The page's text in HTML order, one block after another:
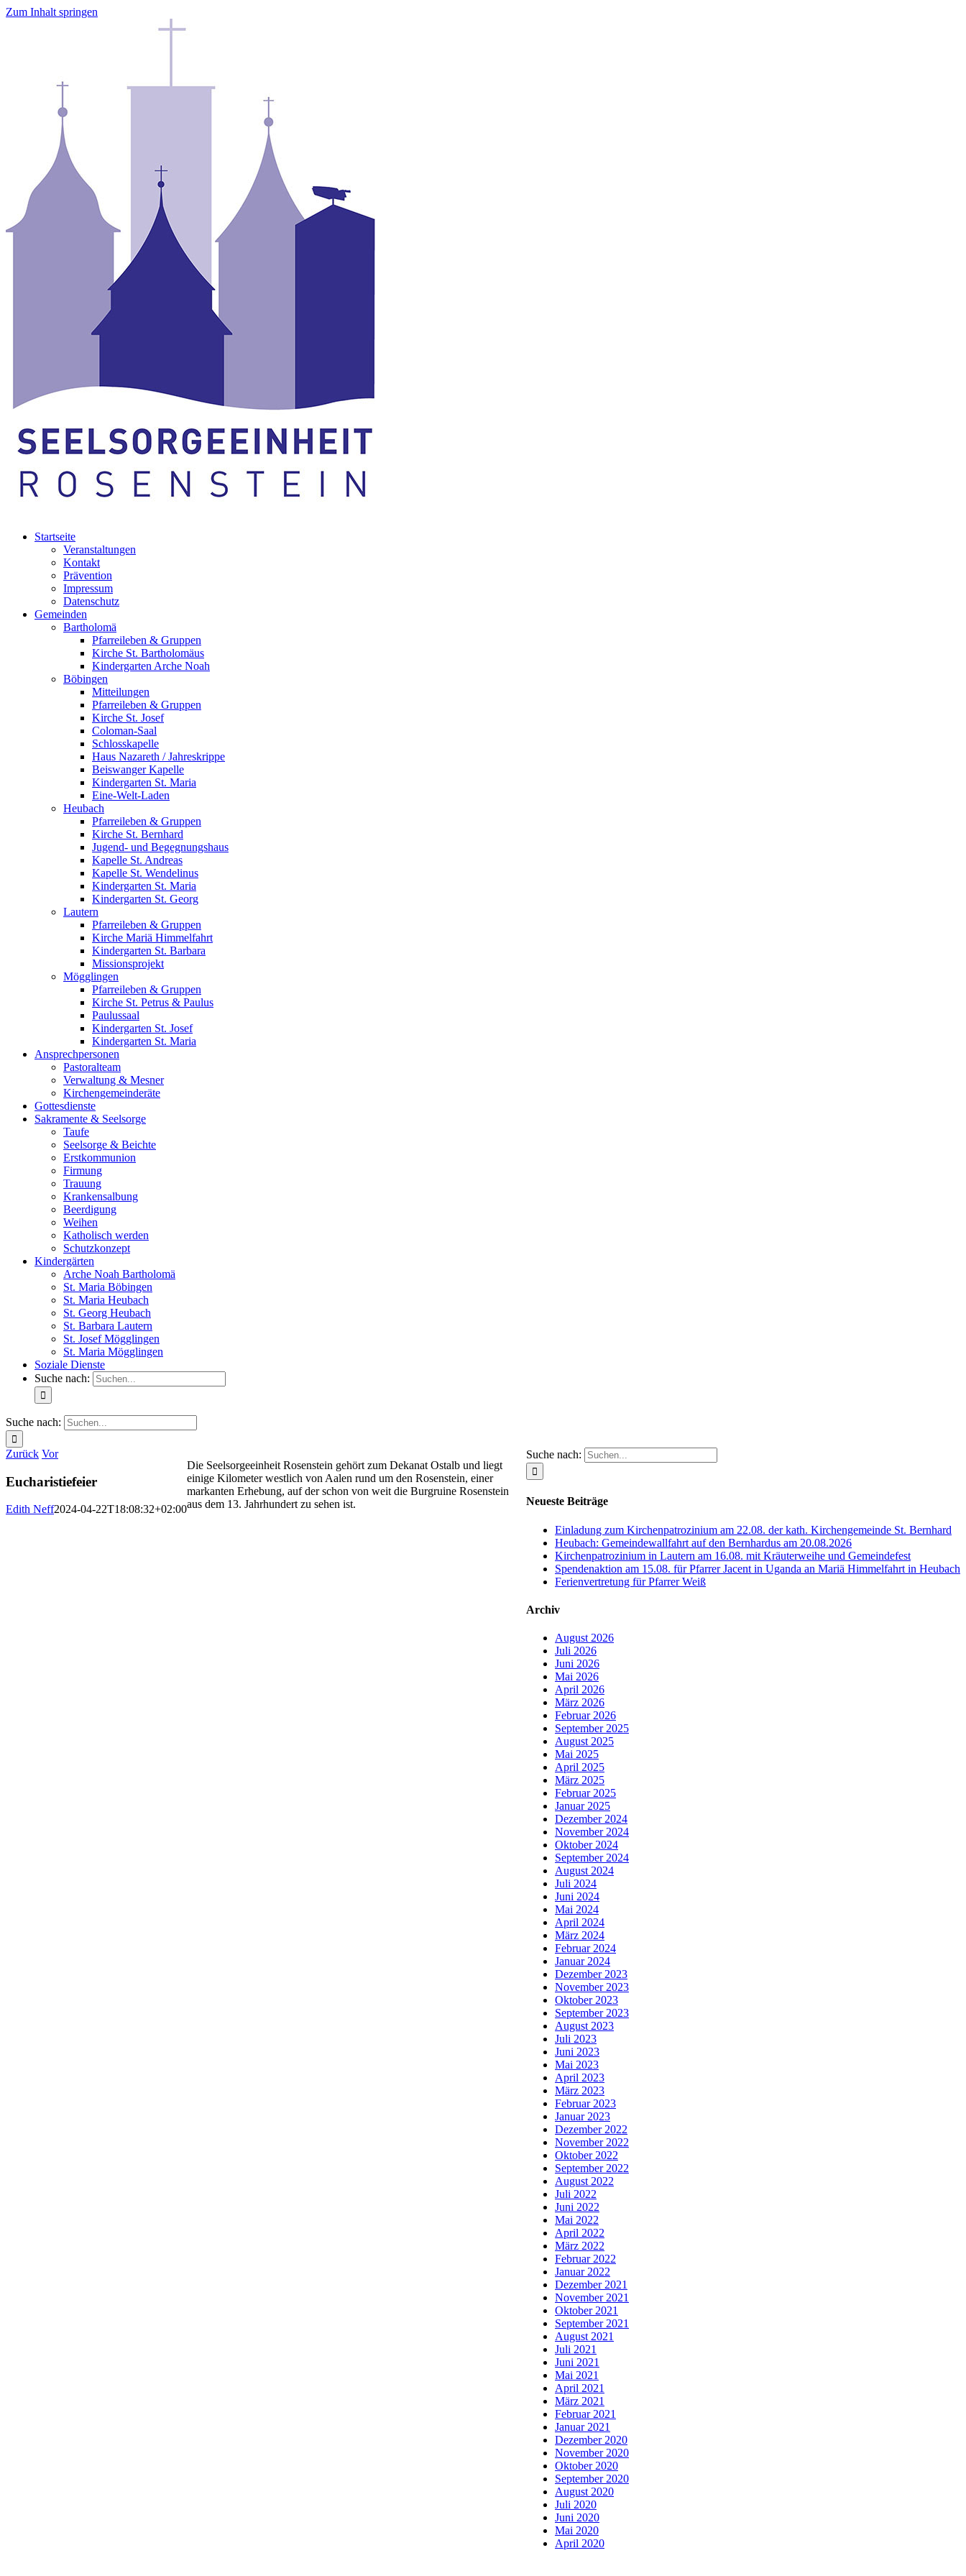
Zum Inhalt springen
Startseite
Veranstaltungen
Kontakt
Prävention
Impressum
Datenschutz
Gemeinden
Bartholomä
Pfarreileben & Gruppen
Kirche St. Bartholomäus
Kindergarten Arche Noah
Böbingen
Mitteilungen
Pfarreileben & Gruppen
Kirche St. Josef
Coloman-Saal
Schlosskapelle
Haus Nazareth / Jahreskrippe
Beiswanger Kapelle
Kindergarten St. Maria
Eine-Welt-Laden
Heubach
Pfarreileben & Gruppen
Kirche St. Bernhard
Jugend- und Begegnungshaus
Kapelle St. Andreas
Kapelle St. Wendelinus
Kindergarten St. Maria
Kindergarten St. Georg
Lautern
Pfarreileben & Gruppen
Kirche Mariä Himmelfahrt
Kindergarten St. Barbara
Missionsprojekt
Mögglingen
Pfarreileben & Gruppen
Kirche St. Petrus & Paulus
Paulussaal
Kindergarten St. Josef
Kindergarten St. Maria
Ansprechpersonen
Pastoralteam
Verwaltung & Mesner
Kirchengemeinderäte
Gottesdienste
Sakramente & Seelsorge
Taufe
Seelsorge & Beichte
Erstkommunion
Firmung
Trauung
Krankensalbung
Beerdigung
Weihen
Katholisch werden
Schutzkonzept
Kindergärten
Arche Noah Bartholomä
St. Maria Böbingen
St. Maria Heubach
St. Georg Heubach
St. Barbara Lautern
St. Josef Mögglingen
St. Maria Mögglingen
Soziale Dienste
Suche nach:
Suche nach:
Zurück Vor
Eucharistiefeier
Edith Neff2024-04-22T18:08:32+02:00
Suche nach:
Neueste Beiträge
Einladung zum Kirchenpatrozinium am 22.08. der kath. Kirchengemeinde St. Bernhard
Heubach: Gemeindewallfahrt auf den Bernhardus am 20.08.2026
Kirchenpatrozinium in Lautern am 16.08. mit Kräuterweihe und Gemeindefest
Spendenaktion am 15.08. für Pfarrer Jacent in Uganda an Mariä Himmelfahrt in Heubach
Ferienvertretung für Pfarrer Weiß
Archiv
August 2026
Juli 2026
Juni 2026
Mai 2026
April 2026
März 2026
Februar 2026
September 2025
August 2025
Mai 2025
April 2025
März 2025
Februar 2025
Januar 2025
Dezember 2024
November 2024
Oktober 2024
September 2024
August 2024
Juli 2024
Juni 2024
Mai 2024
April 2024
März 2024
Februar 2024
Januar 2024
Dezember 2023
November 2023
Oktober 2023
September 2023
August 2023
Juli 2023
Juni 2023
Mai 2023
April 2023
März 2023
Februar 2023
Januar 2023
Dezember 2022
November 2022
Oktober 2022
September 2022
August 2022
Juli 2022
Juni 2022
Mai 2022
April 2022
März 2022
Februar 2022
Januar 2022
Dezember 2021
November 2021
Oktober 2021
September 2021
August 2021
Juli 2021
Juni 2021
Mai 2021
April 2021
März 2021
Februar 2021
Januar 2021
Dezember 2020
November 2020
Oktober 2020
September 2020
August 2020
Juli 2020
Juni 2020
Mai 2020
April 2020
Die Seelsorgeeinheit Rosenstein gehört zum Dekanat Ostalb und liegt
einige Kilometer westlich von Aalen rund um den Rosenstein, einer
markanten Erhebung, auf der schon von weit die Burgruine Rosenstein
aus dem 13. Jahrhundert zu sehen ist.